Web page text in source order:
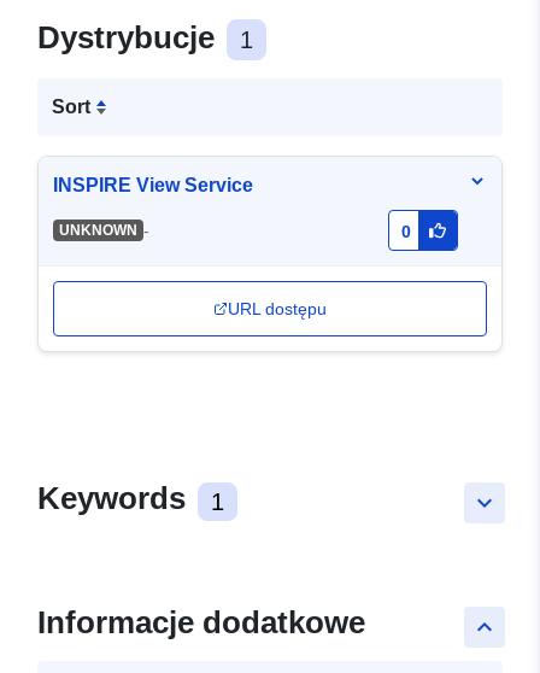
Dystrybucje 1
Sort
INSPIRE View Service
UNKNOWN - 0
URL dostępu
keyboard_arrow_down
Keywords 1
keyboard_arrow_up
Informacje dodatkowe